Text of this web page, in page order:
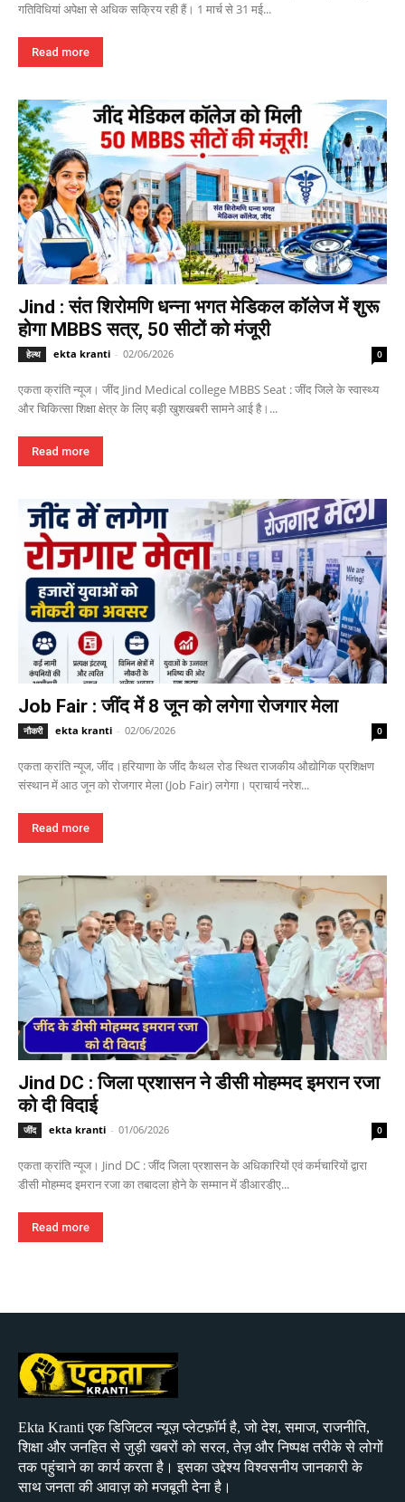
गतिविधियां अपेक्षा से अधिक सक्रिय रही हैं। 1 मार्च से 31 मई...
Read more
Jind : संत शिरोमणि धन्ना भगत मेडिकल कॉलेज में शुरू
होगा MBBS सत्र, 50 सीटों को मंजूरी
हेल्थ ekta kranti - 02/06/2026 0
एकता क्रांति न्यूज। जींद Jind Medical college MBBS Seat : जींद जिले के स्वास्थ्य
और चिकित्सा शिक्षा क्षेत्र के लिए बड़ी खुशखबरी सामने आई है।...
Read more
Job Fair : जींद में 8 जून को लगेगा रोजगार मेला
नौकरी ekta kranti - 02/06/2026 0
एकता क्रांति न्यूज, जींद।हरियाणा के जींद कैथल रोड स्थित राजकीय औद्योगिक प्रशिक्षण
संस्थान में आठ जून को रोजगार मेला (Job Fair) लगेगा। प्राचार्य नरेश...
Read more
Jind DC : जिला प्रशासन ने डीसी मोहम्मद इमरान रजा
को दी विदाई
जींद ekta kranti - 01/06/2026 0
एकता क्रांति न्यूज। Jind DC : जींद जिला प्रशासन के अधिकारियों एवं कर्मचारियों द्वारा
डीसी मोहम्मद इमरान रजा का तबादला होने के सम्मान में डीआरडीए...
Read more
Ekta Kranti एक डिजिटल न्यूज़ प्लेटफ़ॉर्म है, जो देश, समाज, राजनीति,
शिक्षा और जनहित से जुड़ी खबरों को सरल, तेज़ और निष्पक्ष तरीके से लोगों
तक पहुंचाने का कार्य करता है। इसका उद्देश्य विश्वसनीय जानकारी के
साथ जनता की आवाज़ को मजबूती देना है।